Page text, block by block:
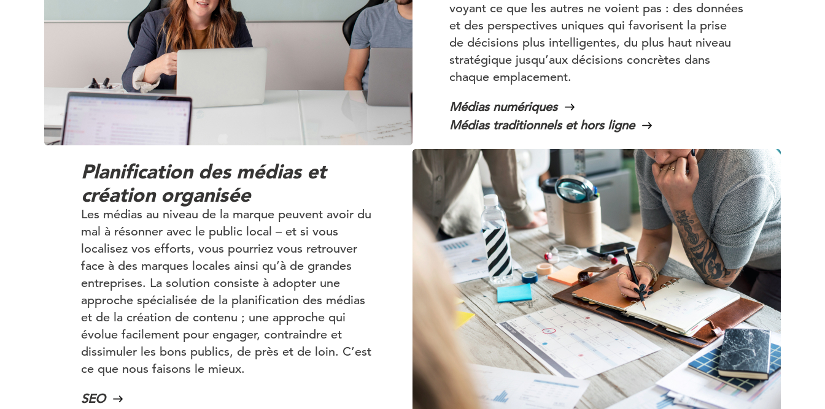
voyant ce que les autres ne voient pas : des données
et des perspectives uniques qui favorisent la prise
de décisions plus intelligentes, du plus haut niveau
stratégique jusqu’aux décisions concrètes dans
chaque emplacement.
Médias numériques
Médias traditionnels et hors ligne
Planification des médias et
création organisée
Les médias au niveau de la marque peuvent avoir du
mal à résonner avec le public local – et si vous
localisez vos efforts, vous pourriez vous retrouver
face à des marques locales ainsi qu’à de grandes
entreprises. La solution consiste à adopter une
approche spécialisée de la planification des médias
et de la création de contenu ; une approche qui
évolue facilement pour engager, contraindre et
dissimuler les bons publics, de près et de loin. C’est
ce que nous faisons le mieux.
SEO